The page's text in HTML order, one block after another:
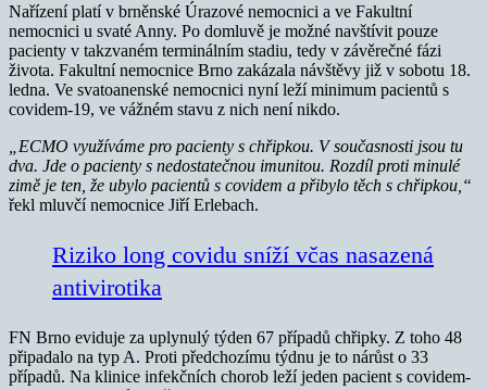
Nařízení platí v brněnské Úrazové nemocnici a ve Fakultní
nemocnici u svaté Anny. Po domluvě je možné navštívit pouze
pacienty v takzvaném terminálním stadiu, tedy v závěrečné fázi
života. Fakultní nemocnice Brno zakázala návštěvy již v sobotu 18.
ledna. Ve svatoanenské nemocnici nyní leží minimum pacientů s
covidem-19, ve vážném stavu z nich není nikdo.
„ECMO využíváme pro pacienty s chřipkou. V současnosti jsou tu
dva. Jde o pacienty s nedostatečnou imunitou. Rozdíl proti minulé
zimě je ten, že ubylo pacientů s covidem a přibylo těch s chřipkou,“
řekl mluvčí nemocnice Jiří Erlebach.
Riziko long covidu sníží včas nasazená
antivirotika
FN Brno eviduje za uplynulý týden 67 případů chřipky. Z toho 48
připadalo na typ A. Proti předchozímu týdnu je to nárůst o 33
případů. Na klinice infekčních chorob leží jeden pacient s covidem-